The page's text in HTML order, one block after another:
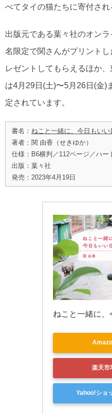
べてタイの猫たちに寄付され
出版元である葉々社のオン
名限定で関さんがプリント
レゼントしてもらえるほか
は4月29日(土)〜5月26日(金)
定されています。
書名： ねこと一緒に、今日もいい
著者：関 由香（せきゆか）
仕様：B6横判／112ページ／ハー
出版：葉々社
発売：2023年4月19日
ねこと一緒に、
楽天市
Yahoo!ショ